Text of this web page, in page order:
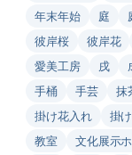
年末年始
庭
彼岸桜
彼岸花
愛美工房
戌
手桶
手芸 抹
掛け花入れ
掛
教室
文化展示